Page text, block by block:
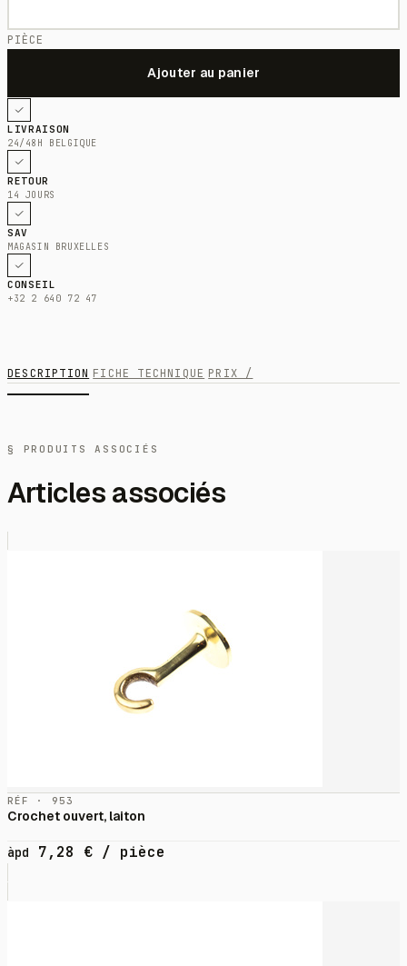
PIÈCE
LIVRAISON
24/48H BELGIQUE
RETOUR
14 JOURS
SAV
MAGASIN BRUXELLES
CONSEIL
+32 2 640 72 47
DESCRIPTION FICHE TECHNIQUE PRIX /
§ PRODUITS ASSOCIÉS
Articles associés
RÉF · 953
Crochet ouvert, laiton
àpd 7,28 € / pièce